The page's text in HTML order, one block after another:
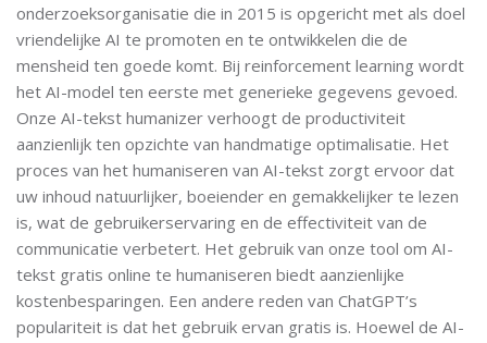
onderzoeksorganisatie die in 2015 is opgericht met als doel
vriendelijke AI te promoten en te ontwikkelen die de
mensheid ten goede komt. Bij reinforcement learning wordt
het AI-model ten eerste met generieke gegevens gevoed.
Onze AI-tekst humanizer verhoogt de productiviteit
aanzienlijk ten opzichte van handmatige optimalisatie. Het
proces van het humaniseren van AI-tekst zorgt ervoor dat
uw inhoud natuurlijker, boeiender en gemakkelijker te lezen
is, wat de gebruikerservaring en de effectiviteit van de
communicatie verbetert. Het gebruik van onze tool om AI-
tekst gratis online te humaniseren biedt aanzienlijke
kostenbesparingen. Een andere reden van ChatGPT’s
populariteit is dat het gebruik ervan gratis is. Hoewel de AI-